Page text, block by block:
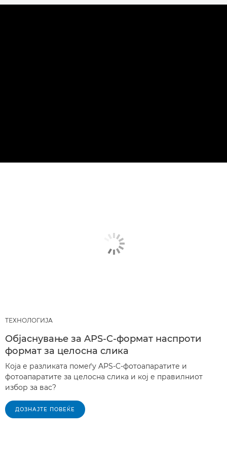
ТЕХНОЛОГИЈА
Објаснување за APS-C-формат наспроти
формат за целосна слика
Која е разликата помеѓу APS-C-фотоапаратите и
фотоапаратите за целосна слика и кој е правилниот
избор за вас?
ДОЗНАЈТЕ ПОВЕЌЕ